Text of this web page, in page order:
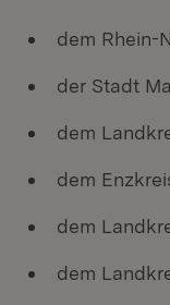
dem Rhein-
der Stadt
dem
dem
dem
dem